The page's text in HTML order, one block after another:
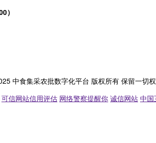
）
中食集采农批数字化平台 版权所有 保留一切
可信网站信用评估 网络警察提醒你 诚信网站 中国